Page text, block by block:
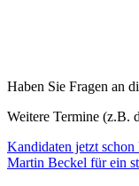
Haben Sie Fragen an
Weitere Termine (z.B.
Kandidaten jetzt schon
Martin Beckel für ein